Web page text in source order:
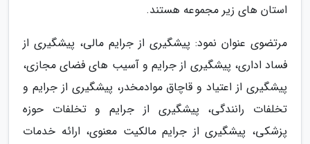
استان های زیر مجموعه هستند.
مرتضوی عنوان نمود: پیشگیری از جرایم مالی، پیشگیری از
فساد اداری، پیشگیری از جرایم و آسیب های فضای مجازی،
پیشگیری از اعتیاد و قاچاق موادمخدر، پیشگیری از جرایم و
تخلفات رانندگی، پیشگیری از جرایم و تخلفات حوزه
پزشکی، پیشگیری از جرایم مالکیت معنوی، ارائه خدمات